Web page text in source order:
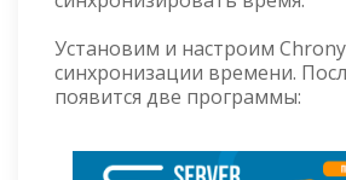
Установим и настроим
синхронизации времени.
появится две программы: